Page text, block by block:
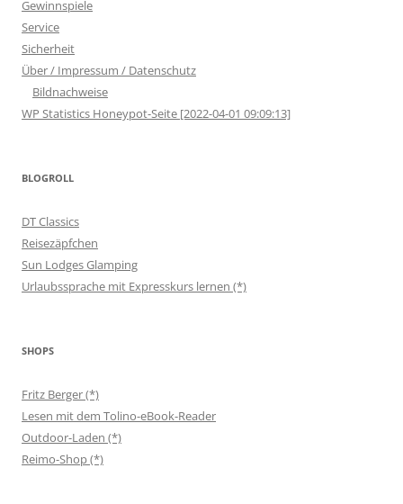
Gewinnspiele
Service
Sicherheit
Über / Impressum / Datenschutz
Bildnachweise
WP Statistics Honeypot-Seite [2022-04-01 09:09:13]
BLOGROLL
DT Classics
Reisezäpfchen
Sun Lodges Glamping
Urlaubssprache mit Expresskurs lernen (*)
SHOPS
Fritz Berger (*)
Lesen mit dem Tolino-eBook-Reader
Outdoor-Laden (*)
Reimo-Shop (*)